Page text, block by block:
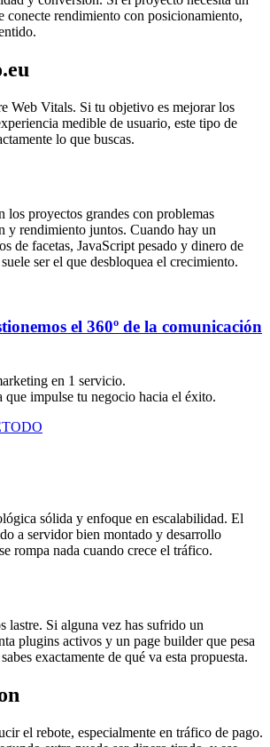
conecte rendimiento con posicionamiento,
Web Vitals. Si tu objetivo es mejorar los
medible de usuario, este tipo de
lo que buscas.
los proyectos grandes con problemas
y rendimiento juntos. Cuando hay un
de facetas, JavaScript pesado y dinero de
ser el que desbloquea el crecimiento.
el 360º de la comunicación
en 1 servicio.
que impulse tu negocio hacia el éxito.
sólida y enfoque en escalabilidad. El
a servidor bien montado y desarrollo
rompa nada cuando crece el tráfico.
lastre. Si alguna vez has sufrido un
plugins activos y un page builder que pesa
exactamente de qué va esta propuesta.
el rebote, especialmente en tráfico de pago.